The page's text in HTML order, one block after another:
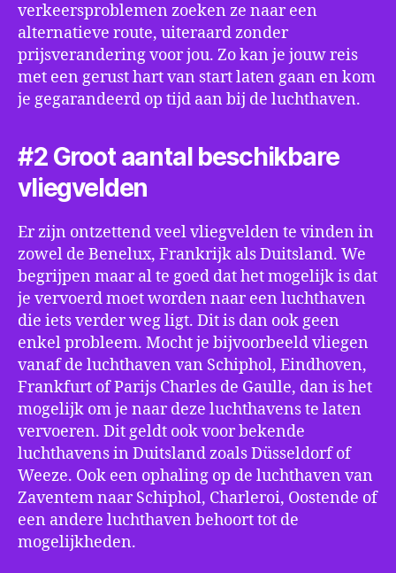
verkeersproblemen zoeken ze naar een
alternatieve route, uiteraard zonder
prijsverandering voor jou. Zo kan je jouw reis
met een gerust hart van start laten gaan en kom
je gegarandeerd op tijd aan bij de luchthaven.
#2 Groot aantal beschikbare
vliegvelden
Er zijn ontzettend veel vliegvelden te vinden in
zowel de Benelux, Frankrijk als Duitsland. We
begrijpen maar al te goed dat het mogelijk is dat
je vervoerd moet worden naar een luchthaven
die iets verder weg ligt. Dit is dan ook geen
enkel probleem. Mocht je bijvoorbeeld vliegen
vanaf de luchthaven van Schiphol, Eindhoven,
Frankfurt of Parijs Charles de Gaulle, dan is het
mogelijk om je naar deze luchthavens te laten
vervoeren. Dit geldt ook voor bekende
luchthavens in Duitsland zoals Düsseldorf of
Weeze. Ook een ophaling op de luchthaven van
Zaventem naar Schiphol, Charleroi, Oostende of
een andere luchthaven behoort tot de
mogelijkheden.